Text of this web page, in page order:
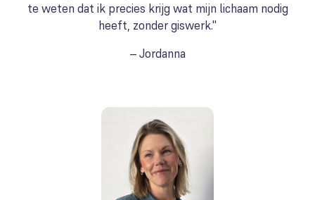
te weten dat ik precies krijg wat mijn lichaam nodig
heeft, zonder giswerk."
– Jordanna